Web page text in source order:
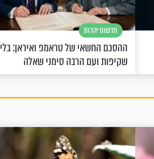
חדשות יהדות
ההסכם החשאי של טראמפ ואיראן: בלי
שקיפות ועם הרבה סימני שאלה